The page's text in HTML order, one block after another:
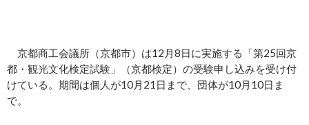
京都商工会議所（京都市）は12月8日に実施する「第25回京
都・観光文化検定試験」（京都検定）の受験申し込みを受け付
けている。期間は個人が10月21日まで、団体が10月10日ま
で。